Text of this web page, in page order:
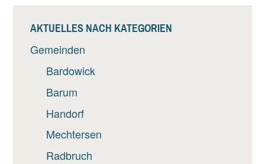
AKTUELLES NACH KATEGORIEN
Gemeinden
Bardowick
Barum
Handorf
Mechtersen
Radbruch